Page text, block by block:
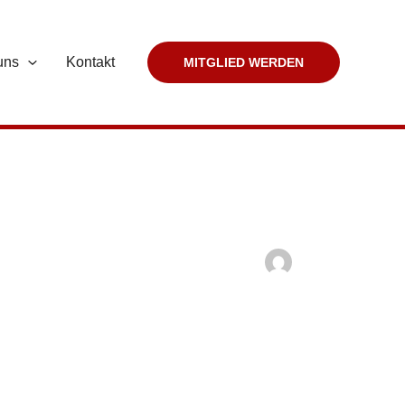
Kontakt MITGLIED WERDEN